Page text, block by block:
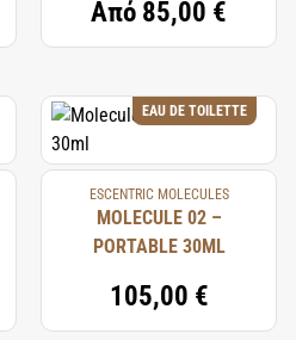
Από 85,00 €
EAU DE TOILETTE
ESCENTRIC MOLECULES
MOLECULE 02 –
PORTABLE 30ML
105,00 €